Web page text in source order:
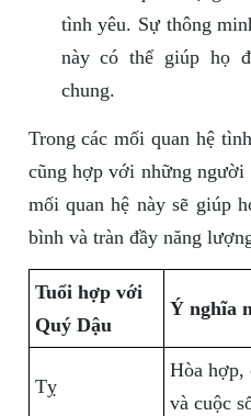
tình yêu. Sự thông
này có thể giúp họ
chung.
Trong các mối quan hệ
cũng hợp với những
mối quan hệ này sẽ giúp
bình và tràn đầy năng
Tuổi hợp với
Quý Dậu
Ý nghĩa
Tỵ
Hòa hợp,
và cuộc